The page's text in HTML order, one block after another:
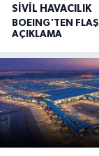
SIVIL HAVACILIK
BOEING'TEN FLAŞ
AÇIKLAMA